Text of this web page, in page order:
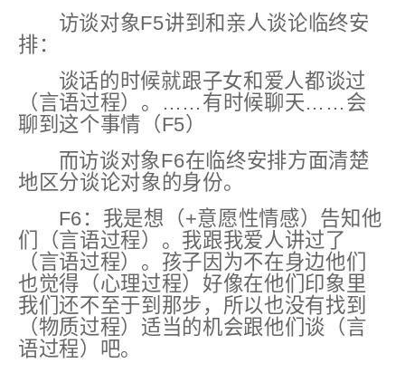
访谈对象F5讲到和亲人谈论临终安
排：
谈话的时候就跟子女和爱人都谈过
（言语过程）。……有时候聊天……会
聊到这个事情（F5）
而访谈对象F6在临终安排方面清楚
地区分谈论对象的身份。
F6：我是想 （+意愿性情感） 告知他
们（言语过程）。我跟我爱人讲过了
（言语过程）。孩子因为不在身边他们
也觉得（心理过程）好像在他们印象里
我们还不至于到那步，所以也没有找到
（物质过程）适当的机会跟他们谈（言
语过程）吧。